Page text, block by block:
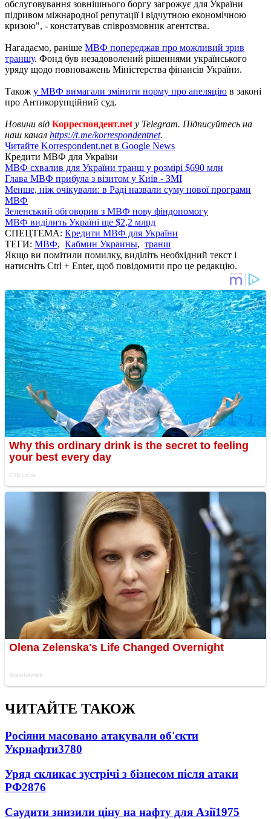
обслуговування зовнішнього боргу загрожує для України
підривом міжнародної репутації і відчутною економічною
кризою", - констатував співрозмовник агентства.
Нагадаємо, раніше МВФ попереджав про можливий зрив
траншу. Фонд був незадоволений рішеннями українського
уряду щодо повноважень Міністерства фінансів України.
Також у МВФ вимагали змінити норму про апеляцію в законі
про Антикорупційний суд.
Новини від Корреспондент.net у Telegram. Підписуйтесь на
наш канал https://t.me/korrespondentnet.
Читайте Korrespondent.net в Google News
Кредити МВФ для України
МВФ схвалив для України транш у розмірі $690 млн
Глава МВФ прибула з візитом у Київ - ЗМІ
Менше, ніж очікували: в Раді назвали суму нової програми
МВФ
Зеленський обговорив з МВФ нову фіндопомогу
МВФ виділить Україні ще $2,2 млрд
СПЕЦТЕМА: Кредити МВФ для України
ТЕГИ: МВФ, Кабмин Украины, транш
Якщо ви помітили помилку, виділіть необхідний текст і
натисніть Ctrl + Enter, щоб повідомити про це редакцію.
ЧИТАЙТЕ ТАКОЖ
Росіяни масовано атакували об'єкти
Укрнафти3780
Уряд скликає зустрічі з бізнесом після атаки
РФ2876
Саудити знизили ціну на нафту для Азії1975